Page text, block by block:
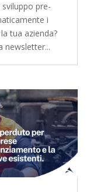
pre-
i
tua azienda?
newsletter...